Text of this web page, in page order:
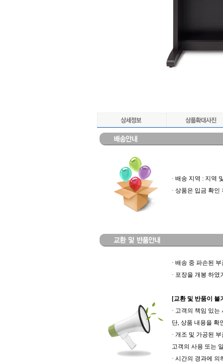
· 배송 지역 : 지역
· 상품은 입금 확
· 배송 중 파손된
· 포장을 개봉 하
[교환 및 반품이 불
· 고객의 책임 있
단, 상품 내용을 확
· 개조 및 가공된
고객의 사용 또는
· 시간의 경과에